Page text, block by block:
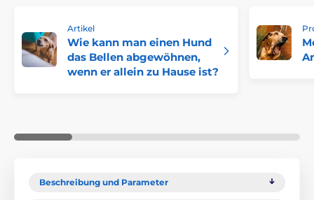
Artikel
Wie kann man einen Hund
das Bellen abgewöhnen,
wenn er allein zu Hause ist?
Beschreibung und Parameter